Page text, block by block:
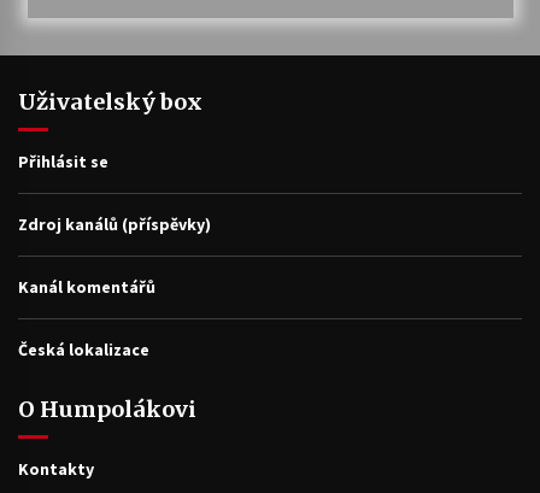
Uživatelský box
Přihlásit se
Zdroj kanálů (příspěvky)
Kanál komentářů
Česká lokalizace
O Humpolákovi
Kontakty